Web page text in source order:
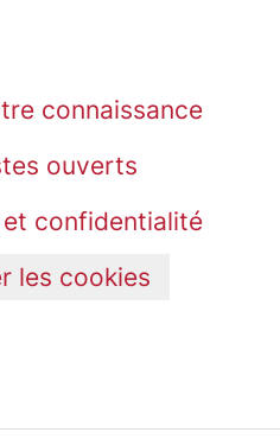
connaissance
ouverts
et confidentialité
les cookies